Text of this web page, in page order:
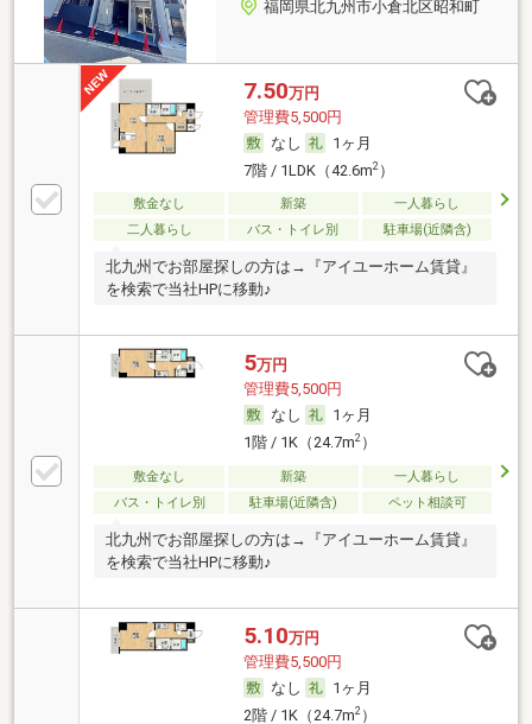
福岡県北九州市小倉北区昭和町
7.50万円
管理費5,500円
なし
1ヶ月
7階 / 1LDK（42.6m2）
敷金なし 新築
一人暮らし
二人暮らし
バス・トイレ別 駐車場(近隣含)
北九州でお部屋探しの方は→『アイユーホーム賃貸』
を検索で当社HPに移動♪
5万円
管理費5,500円
なし
1ヶ月
1階 / 1K（24.7m2）
敷金なし 新築
一人暮らし
バス・トイレ別
駐車場(近隣含) ペット相談可
北九州でお部屋探しの方は→『アイユーホーム賃貸』
を検索で当社HPに移動♪
5.10万円
管理費5,500円
なし
1ヶ月
2階 / 1K（24.7m2）